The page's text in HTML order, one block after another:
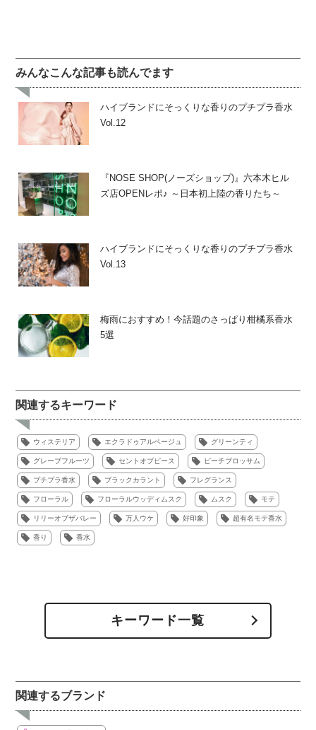
みんなこんな記事も読んでます
ハイブランドにそっくりな香りのプチプラ香水
Vol.12
『NOSE SHOP(ノーズショップ)』六本木ヒル
ズ店OPENレポ♪ ～日本初上陸の香りたち～
ハイブランドにそっくりな香りのプチプラ香水
Vol.13
梅雨におすすめ！今話題のさっぱり柑橘系香水
5選
関連するキーワード
ウィステリア エクラドゥアルページュ グリーンティ
グレープフルーツ セントオブピース ピーチブロッサム
プチプラ香水 ブラックカラント フレグランス
フローラル フローラルウッディムスク ムスク モテ
リリーオブザバレー 万人ウケ 好印象 超有名モテ香水
香り 香水
キーワード一覧
関連するブランド